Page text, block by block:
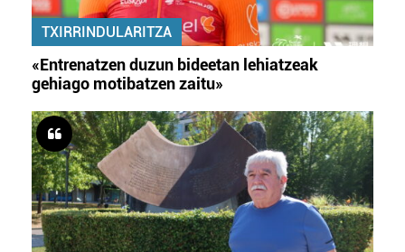
TXIRRINDULARITZA
«Entrenatzen duzun bideetan lehiatzeak
gehiago motibatzen zaitu»